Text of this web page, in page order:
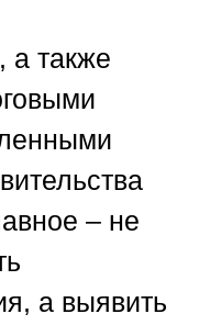
а также
– не
а выявить